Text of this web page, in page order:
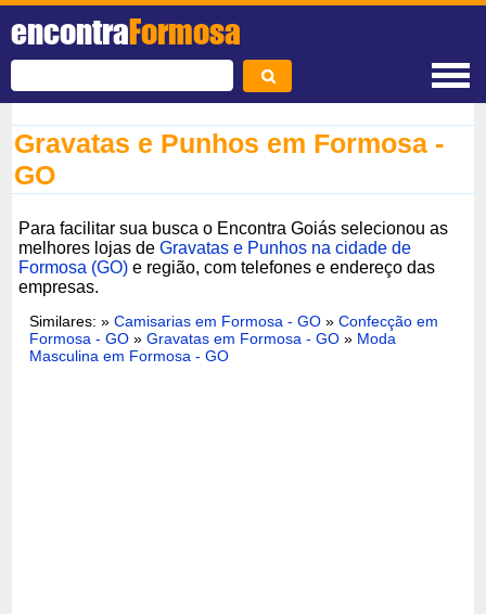
encontraFormosa
Gravatas e Punhos em Formosa -
GO
Para facilitar sua busca o Encontra Goiás selecionou as
melhores lojas deGravatas e Punhos na cidade de
Formosa (GO) e região, com telefones e endereço das
empresas.
Similares: »Camisarias em Formosa - GO »Confecção em
Formosa - GO »Gravatas em Formosa - GO » Moda
Masculina em Formosa - GO